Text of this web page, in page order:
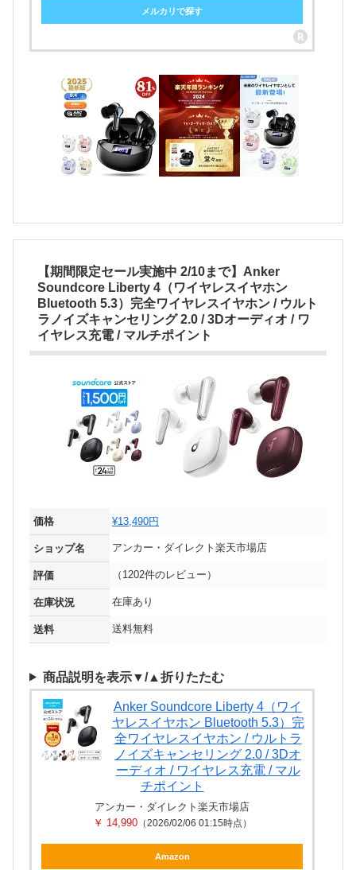
メルカリで探す
【期間限定セール実施中 2/10まで】Anker
Soundcore Liberty 4（ワイヤレスイヤホン
Bluetooth 5.3）完全ワイヤレスイヤホン / ウルト
ラノイズキャンセリング 2.0 / 3Dオーディオ / ワ
イヤレス充電 / マルチポイント
価格 ¥13,490円
ショップ名 アンカー・ダイレクト楽天市場店
評価 （1202件のレビュー）
在庫状況 在庫あり
送料 送料無料
商品説明を表示▼/▲折りたたむ
Anker Soundcore Liberty 4（ワイ
ヤレスイヤホン Bluetooth 5.3）完
全ワイヤレスイヤホン / ウルトラ
ノイズキャンセリング 2.0 / 3Dオ
ーディオ / ワイヤレス充電 / マル
チポイント
アンカー・ダイレクト楽天市場店
￥ 14,990（2026/02/06 01:15時点）
Amazon